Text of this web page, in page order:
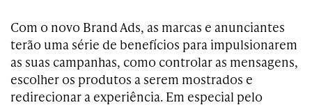
Com o novo Brand Ads, as marcas e anunciantes
terão uma série de benefícios para impulsionarem
as suas campanhas, como controlar as mensagens,
escolher os produtos a serem mostrados e
redirecionar a experiência. Em especial pelo